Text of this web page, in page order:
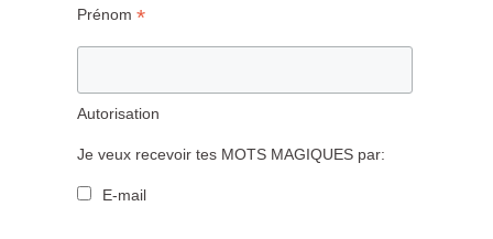
Prénom *
Autorisation
Je veux recevoir tes MOTS MAGIQUES par:
E-mail